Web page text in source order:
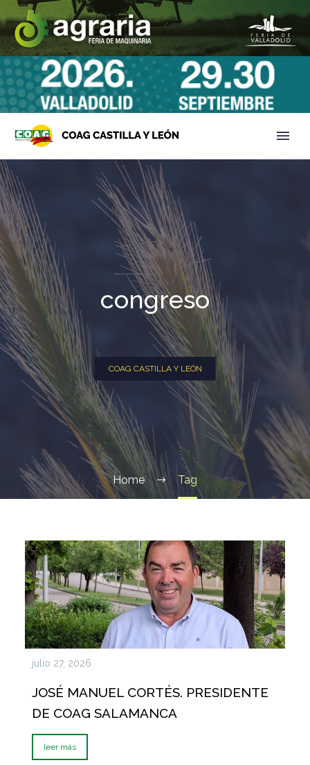
congreso
COAG CASTILLA Y LEÓN
Home Tag
julio 27, 2026
JOSÉ MANUEL CORTÉS. PRESIDENTE
DE COAG SALAMANCA
leer más